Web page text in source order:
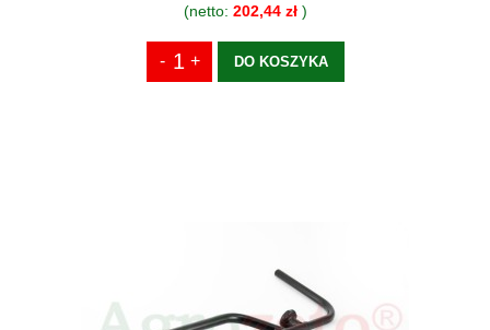
(netto: 202,44 zł)
DO KOSZYKA